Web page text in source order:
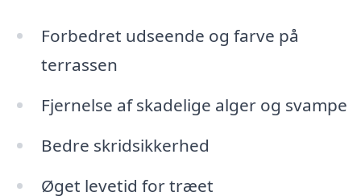
Forbedret udseende og farve på
terrassen
Fjernelse af skadelige alger og svampe
Bedre skridsikkerhed
Øget levetid for træet